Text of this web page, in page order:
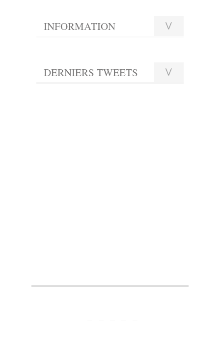
INFORMATION
DERNIERS TWEETS